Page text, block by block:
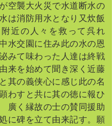
空襲大火災で水道断水の
は消防用水となり又炊飯
近の人々を救って呉れ
水交園に住み此の水の恩
みて味わった人達は終戦
来を始めて聞き深く近藤
其の義侠心に感じ此の名
わすと共に其の徳に報ひ
廣く縁故の士の賛同援助
に碑を立て由来記す。願